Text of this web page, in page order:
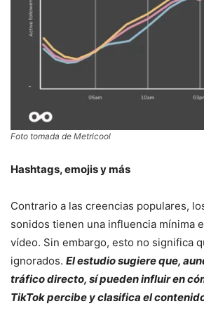
Foto tomada de Metricool
Hashtags, emojis y más
Contrario a las creencias populares,
sonidos tienen una influencia mínima
vídeo. Sin embargo, esto no significa
ignorados. El estudio sugiere que,
tráfico directo, sí pueden influir en
TikTok percibe y clasifica el